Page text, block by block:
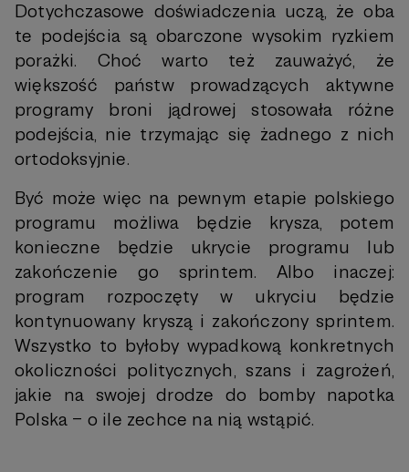
Dotychczasowe doświadczenia uczą, że oba
te podejścia są obarczone wysokim ryzkiem
porażki. Choć warto też zauważyć, że
większość państw prowadzących aktywne
programy broni jądrowej stosowała różne
podejścia, nie trzymając się żadnego z nich
ortodoksyjnie.
Być może więc na pewnym etapie polskiego
programu możliwa będzie krysza, potem
konieczne będzie ukrycie programu lub
zakończenie go sprintem. Albo inaczej:
program rozpoczęty w ukryciu będzie
kontynuowany kryszą i zakończony sprintem.
Wszystko to byłoby wypadkową konkretnych
okoliczności politycznych, szans i zagrożeń,
jakie na swojej drodze do bomby napotka
Polska – o ile zechce na nią wstąpić.